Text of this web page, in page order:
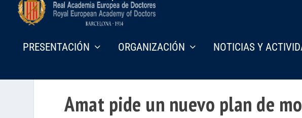
PRESENTACIÓN ORGANIZACIÓN NOTICIAS Y
Amat pide un nuevo plan de